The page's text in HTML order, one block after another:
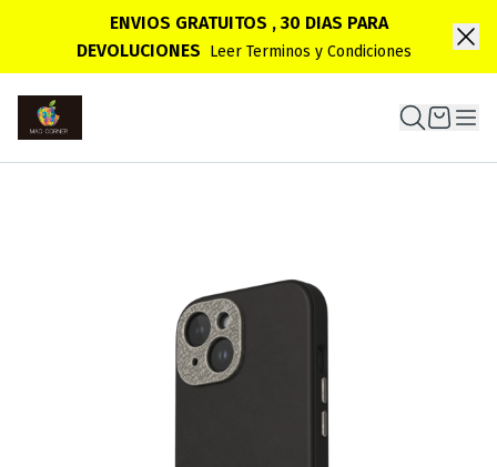
ENVIOS GRATUITOS , 30 DIAS PARA
DEVOLUCIONES Leer Terminos y Condiciones